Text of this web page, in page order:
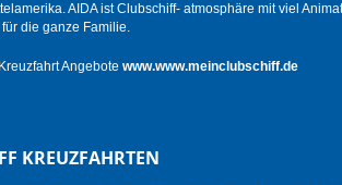
AIDA ist Clubschiff- atmosphäre mit viel
die ganze Familie.
Angebote www.www.meinclubschiff.de
KREUZFAHRTEN